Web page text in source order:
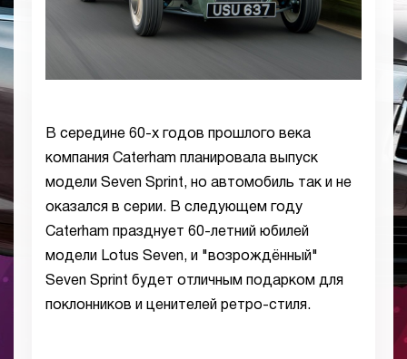
В середине 60-х годов прошлого века
компания Caterham планировала выпуск
модели Seven Sprint, но автомобиль так и не
оказался в серии. В следующем году
Caterham празднует 60-летний юбилей
модели Lotus Seven, и "возрождённый"
Seven Sprint будет отличным подарком для
поклонников и ценителей ретро-стиля.